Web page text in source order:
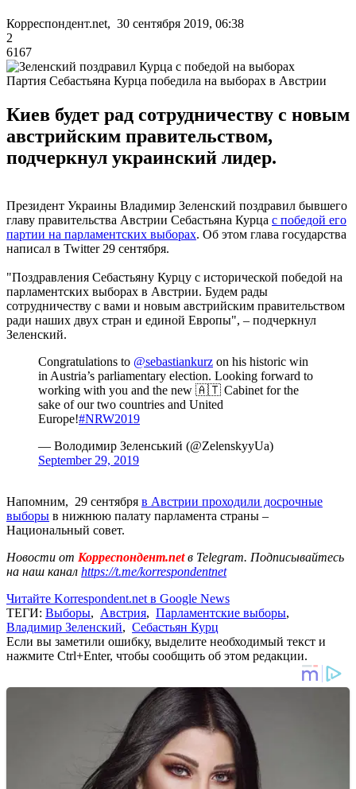
Корреспондент.net, 30 сентября 2019, 06:38
2
6167
Партия Себастьяна Курца победила на выборах в Австрии
Киев будет рад сотрудничеству с новым
австрийским правительством,
подчеркнул украинский лидер.
Президент Украины Владимир Зеленский поздравил бывшего
главу правительства Австрии Себастьяна Курца с победой его
партии на парламентских выборах. Об этом глава государства
написал в Twitter 29 сентября.
"Поздравления Себастьяну Курцу с исторической победой на
парламентских выборах в Австрии. Будем рады
сотрудничеству с вами и новым австрийским правительством
ради наших двух стран и единой Европы", – подчеркнул
Зеленский.
Congratulations to @sebastiankurz on his historic win
in Austria’s parliamentary election. Looking forward to
working with you and the new 🇦🇹 Cabinet for the
sake of our two countries and United
Europe!#NRW2019
— Володимир Зеленський (@ZelenskyyUa)
September 29, 2019
Напомним, 29 сентября в Австрии проходили досрочные
выборы в нижнюю палату парламента страны –
Национальный совет.
Новости от Корреспондент.netв Telegram. Подписывайтесь
на наш канал https://t.me/korrespondentnet
Читайте Korrespondent.net в Google News
ТЕГИ: Выборы, Австрия, Парламентские выборы,
Владимир Зеленский, Себастьян Курц
Если вы заметили ошибку, выделите необходимый текст и
нажмите Ctrl+Enter, чтобы сообщить об этом редакции.